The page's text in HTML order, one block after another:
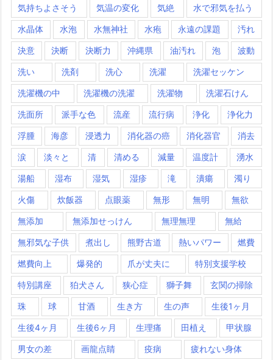
気持ちよさそう 気温の変化 気絶 水で邪気を払う
水晶体 水泡 水無神社 水疱 永遠の課題 汚れ
決意 決断 決断力 沖縄県 油汚れ 泡 波動
洗い 洗剤 洗心 洗濯 洗濯セッケン
洗濯機の中 洗濯機の洗濯 洗濯物 洗濯石けん
洗面所 派手な色 流産 流行病 浄化 浄化力
浮腫 海彦 浸透力 消化器の癌 消化器官 消去
涙 淡々と 清 清める 減量 温度計 湧水
湯船 湿布 湿気 湿疹 滝 潰瘍 濁り
火傷 炊飯器 点眼薬 無形 無明 無欲
無添加 無添加せっけん 無理無理 無給
無邪気な子供 煮出し 熊野古道 熱いパワー 燃費
燃費向上 爆発的 爪が丈夫に 特別支援学校
特別講座 狛犬さん 狭心症 獅子舞 玄関の掃除
珠 球 甘酒 生き方 生の声 生後1ヶ月
生後4ヶ月 生後6ヶ月 生理痛 田植え 甲状腺
男女の差 画龍点睛 疫病 疲れない身体